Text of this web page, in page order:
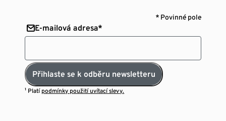
* Povinné pole
E-mailová adresa*
Přihlaste se k odběru newsletteru
¹ Platí podmínky použití uvítací slevy.